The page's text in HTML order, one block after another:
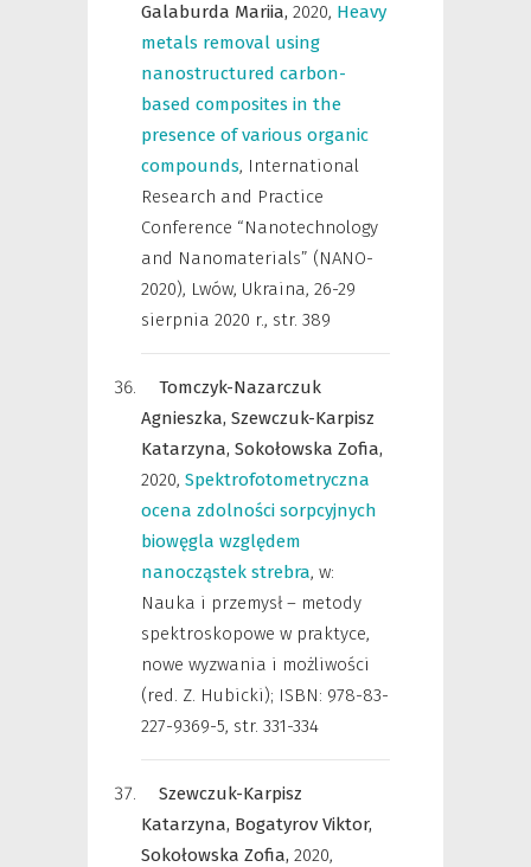
Galaburda Mariia, 2020, Heavy
metals removal using
nanostructured carbon-
based composites in the
presence of various organic
compounds, International
Research and Practice
Conference “Nanotechnology
and Nanomaterials” (NANO-
2020), Lwów, Ukraina, 26-29
sierpnia 2020 r., str. 389
Tomczyk-Nazarczuk
Agnieszka, Szewczuk-Karpisz
Katarzyna, Sokołowska Zofia,
2020, Spektrofotometryczna
ocena zdolności sorpcyjnych
biowęgla względem
nanocząstek strebra, w:
Nauka i przemysł – metody
spektroskopowe w praktyce,
nowe wyzwania i możliwości
(red. Z. Hubicki); ISBN: 978-83-
227-9369-5, str. 331-334
Szewczuk-Karpisz
Katarzyna, Bogatyrov Viktor,
Sokołowska Zofia, 2020,